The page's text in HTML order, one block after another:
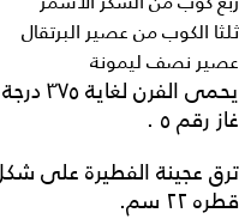
ثلثا الكوب من عصير البرتقال
عصير نصف ليمونة
غاز رقم ٥ .
ترق عجينة الفطيرة على
قطره ٢٢ سم.